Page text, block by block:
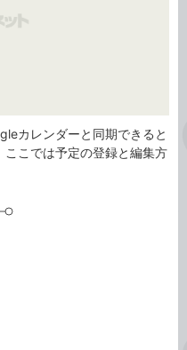
カレンダーと同期できると
こでは予定の登録と編集方